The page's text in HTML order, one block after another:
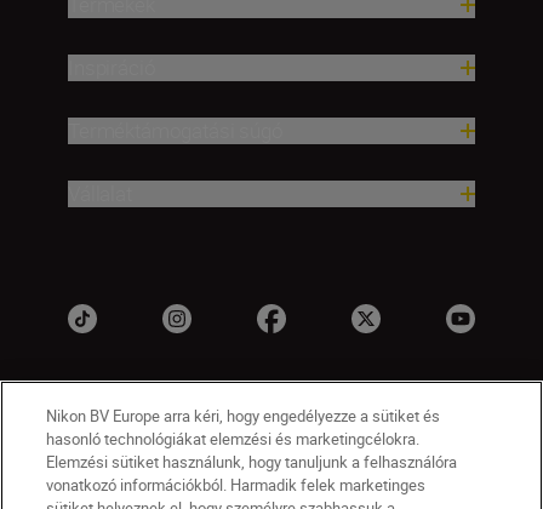
Nikon BV Europe arra kéri, hogy engedélyezze a sütiket és
hasonló technológiákat elemzési és marketingcélokra.
Elemzési sütiket használunk, hogy tanuljunk a felhasználóra
vonatkozó információkból. Harmadik felek marketinges